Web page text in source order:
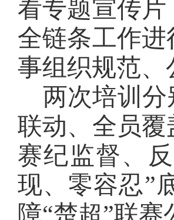
看专题宣传
全链条工作
事组织规范
两次培训
联动、全员
赛纪监督、
现、零容忍”
障“楚超”联